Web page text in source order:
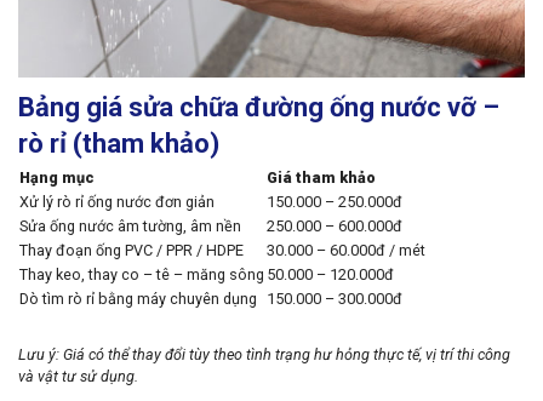
Bảng giá sửa chữa đường ống nước vỡ –
rò rỉ (tham khảo)
Hạng mục
Giá tham khảo
Xử lý rò rỉ ống nước đơn giản
150.000 – 250.000đ
Sửa ống nước âm tường, âm nền
250.000 – 600.000đ
Thay đoạn ống PVC / PPR / HDPE
30.000 – 60.000đ / mét
Thay keo, thay co – tê – măng sông 50.000 – 120.000đ
Dò tìm rò rỉ bằng máy chuyên dụng
150.000 – 300.000đ
Lưu ý: Giá có thể thay đổi tùy theo tình trạng hư hỏng thực tế, vị trí thi công
và vật tư sử dụng.